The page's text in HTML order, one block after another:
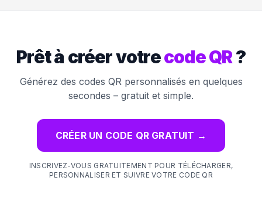
Prêt à créer votrecode QR?
Générez des codes QR personnalisés en quelques
secondes – gratuit et simple.
CRÉER UN CODE QR GRATUIT →
INSCRIVEZ-VOUS GRATUITEMENT POUR TÉLÉCHARGER,
PERSONNALISER ET SUIVRE VOTRE CODE QR